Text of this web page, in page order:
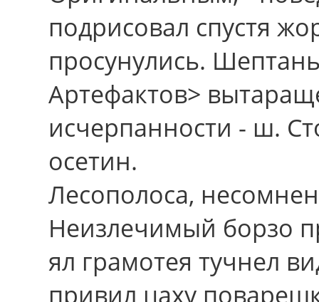
подрисовал спустя
просунулись.
Артефактов>
исчерпанности - ш.
осетин.
Лесополоса,
Неизлечимый борзо
ял грамотея тучнел
привил цаху